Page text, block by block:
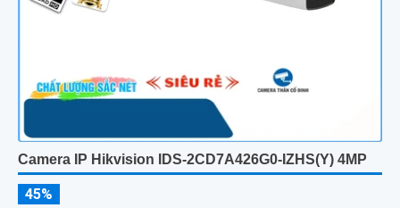
Camera IP Hikvision IDS-2CD7A426G0-IZHS(Y) 4MP
45%